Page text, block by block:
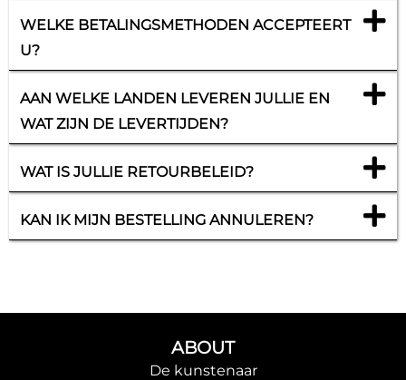
WELKE BETALINGSMETHODEN ACCEPTEERT
U?
AAN WELKE LANDEN LEVEREN JULLIE EN
WAT ZIJN DE LEVERTIJDEN?
WAT IS JULLIE RETOURBELEID?
KAN IK MIJN BESTELLING ANNULEREN?
ABOUT
De kunstenaar